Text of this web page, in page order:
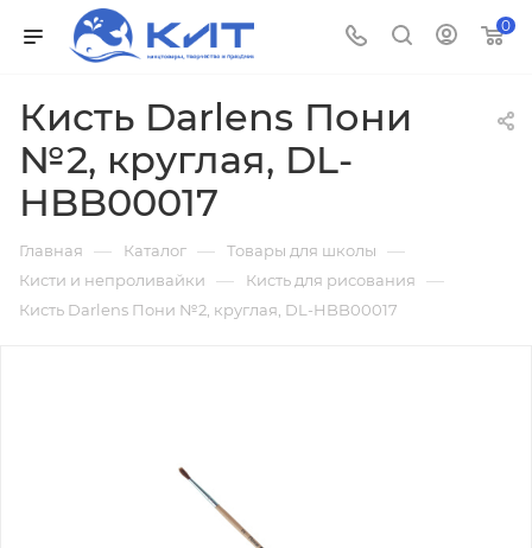
0
Кисть Darlens Пони
№2, круглая, DL-
HBB00017
Главная — Каталог — Товары для школы —
Кисти и непроливайки — Кисть для рисования —
Кисть Darlens Пони №2, круглая, DL-HBB00017